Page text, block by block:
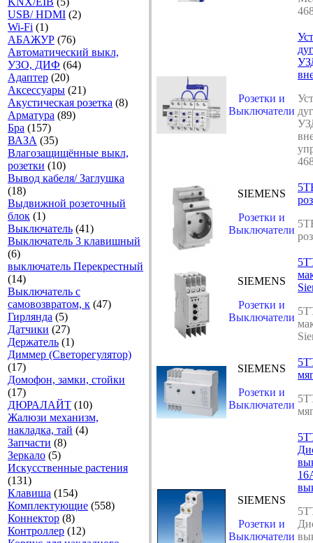
USB/ HDMI (2)
Wi-Fi (1)
АБАЖУР (76)
Автоматический выкл,
УЗО, ДИФ (64)
Адаптер (20)
Аксесcуары (21)
Акустическая розетка (8)
Арматура (89)
Бра (157)
ВАЗА (35)
Влагозащищённые выкл,
розетки (10)
Вывод кабеля/ Заглушка
(18)
Выдвижной розеточный
блок (1)
Выключатель (41)
Выключатель 3 клавишный
(6)
выключатель Перекрестный
(14)
Выключатель с
самовозвратом, к (47)
Гирлянда (5)
Датчики (27)
Держатель (1)
Диммер (Светорегулятор)
(17)
Домофон, замки, стойки
(17)
ДЮРАЛАЙТ (10)
Жалюзи механизм,
накладка, тай (4)
Запчасти (8)
Зеркало (5)
Искусственные растения
(131)
Клавиша (154)
Комплектующие (558)
Коннектор (8)
Контроллер (12)
Розетки и
Выключатели
SIEMENS
Розетки и
Выключатели
SIEMENS
Розетки и
Выключатели
SIEMENS
Розетки и
Выключатели
SIEMENS
Розетки и
Выключатели